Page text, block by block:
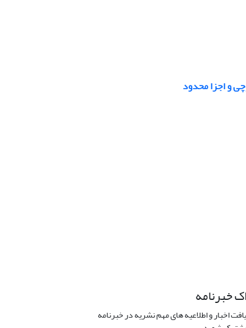
و اجزا محدود
خبرنامه
اخبار و اطلاعیه های مهم نشریه در خبرنامه